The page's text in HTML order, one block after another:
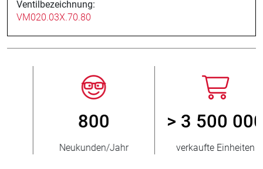
Ventilbezeichnung:
VM020.03X.70.80
800
Neukunden/Jahr
> 3 500 000
verkaufte Einheiten